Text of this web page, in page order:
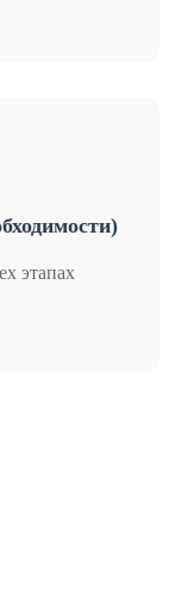
этапах